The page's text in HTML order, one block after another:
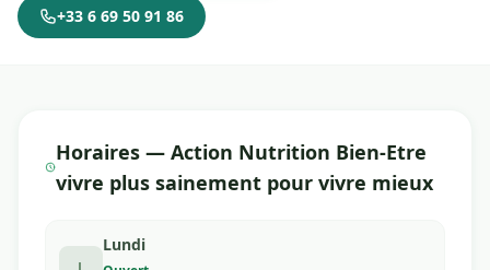
+33 6 69 50 91 86
Horaires — Action Nutrition Bien-Etre
vivre plus sainement pour vivre mieux
Lundi